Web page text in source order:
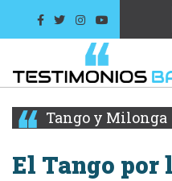
Tango y Milonga
El Tango por